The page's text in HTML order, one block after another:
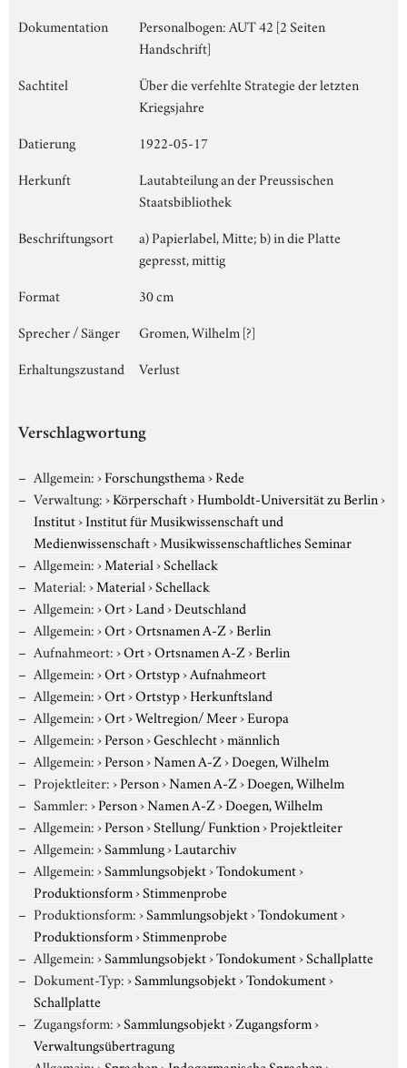
Dokumentation
Personalbogen: AUT 42 [2 Seiten
Handschrift]
Sachtitel
Über die verfehlte Strategie der letzten
Kriegsjahre
Datierung
1922-05-17
Herkunft
Lautabteilung an der Preussischen
Staatsbibliothek
Beschriftungsort
a) Papierlabel, Mitte; b) in die Platte
gepresst, mittig
Format
30 cm
Sprecher / Sänger
Gromen, Wilhelm [?]
Erhaltungszustand
Verlust
Verschlagwortung
Allgemein:›Forschungsthema›Rede
Verwaltung:›Körperschaft›Humboldt-Universität zu Berlin›
Institut›Institut für Musikwissenschaft und
Medienwissenschaft›Musikwissenschaftliches Seminar
Allgemein:›Material›Schellack
Material:›Material›Schellack
Allgemein:›Ort›Land›Deutschland
Allgemein:›Ort›Ortsnamen A-Z›Berlin
Aufnahmeort:›Ort›Ortsnamen A-Z›Berlin
Allgemein:›Ort›Ortstyp›Aufnahmeort
Allgemein:›Ort›Ortstyp›Herkunftsland
Allgemein:›Ort›Weltregion/ Meer›Europa
Allgemein:›Person›Geschlecht›männlich
Allgemein:›Person›Namen A-Z›Doegen, Wilhelm
Projektleiter:›Person›Namen A-Z›Doegen, Wilhelm
Sammler:›Person›Namen A-Z›Doegen, Wilhelm
Allgemein:›Person›Stellung/ Funktion›Projektleiter
Allgemein:›Sammlung›Lautarchiv
Allgemein:›Sammlungsobjekt›Tondokument›
Produktionsform›Stimmenprobe
Produktionsform:›Sammlungsobjekt›Tondokument›
Produktionsform›Stimmenprobe
Allgemein:›Sammlungsobjekt›Tondokument›Schallplatte
Dokument-Typ:›Sammlungsobjekt›Tondokument›
Schallplatte
Zugangsform:›Sammlungsobjekt›Zugangsform›
Verwaltungsübertragung